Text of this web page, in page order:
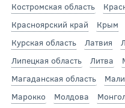
Костромская область
Красноярский край
Крым
Курская область
Латвия
Липецкая область
Литва
Магаданская область
Мали
Марокко
Молдова